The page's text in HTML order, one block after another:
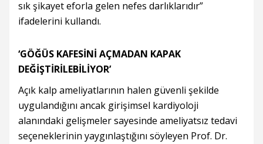
sık şikayet eforla gelen nefes darlıklarıdır”
ifadelerini kullandı.
‘GÖĞÜS KAFESİNİ AÇMADAN KAPAK
DEĞİŞTİRİLEBİLİYOR’
Açık kalp ameliyatlarının halen güvenli şekilde
uygulandığını ancak girişimsel kardiyoloji
alanındaki gelişmeler sayesinde ameliyatsız tedavi
seçeneklerinin yaygınlaştığını söyleyen Prof. Dr.